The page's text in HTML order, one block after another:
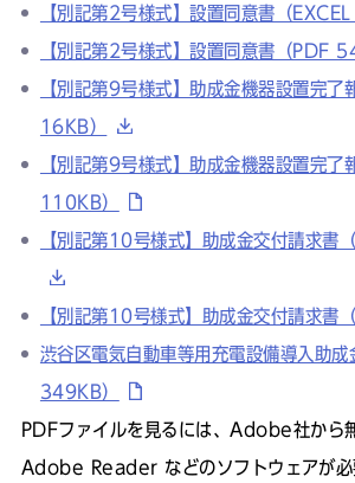
【別記第2号様式】設置同意書（
【別記第2号様式】設置同意書（PDF
【別記第9号様式】助成金機器設置完了
16KB）
【別記第9号様式】助成金機器設置完了
110KB）
【別記第10号様式】助成金交付請求書
【別記第10号様式】助成金交付請求書
渋谷区電気自動車等用充電設備導入助
349KB）
PDFファイルを見るには、Adobe社から
Adobe Reader などのソフトウェアが必